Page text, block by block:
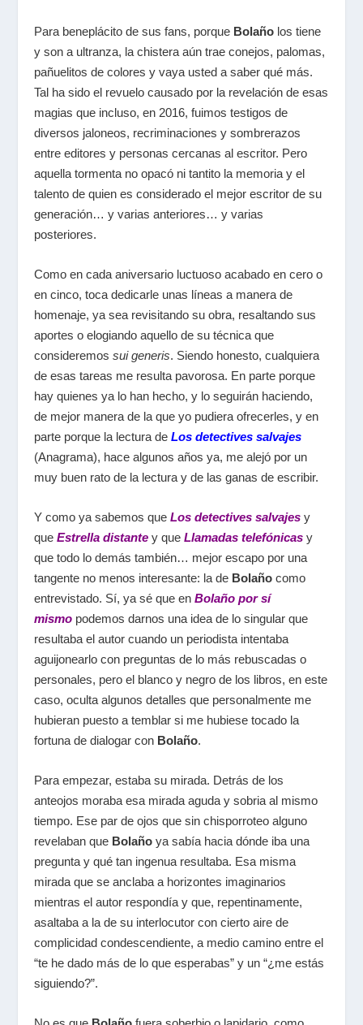
Para beneplácito de sus fans, porque Bolaño los tiene
y son a ultranza, la chistera aún trae conejos, palomas,
pañuelitos de colores y vaya usted a saber qué más.
Tal ha sido el revuelo causado por la revelación de esas
magias que incluso, en 2016, fuimos testigos de
diversos jaloneos, recriminaciones y sombrerazos
entre editores y personas cercanas al escritor. Pero
aquella tormenta no opacó ni tantito la memoria y el
talento de quien es considerado el mejor escritor de su
generación… y varias anteriores… y varias
posteriores.
Como en cada aniversario luctuoso acabado en cero o
en cinco, toca dedicarle unas líneas a manera de
homenaje, ya sea revisitando su obra, resaltando sus
aportes o elogiando aquello de su técnica que
consideremossui generis. Siendo honesto, cualquiera
de esas tareas me resulta pavorosa. En parte porque
hay quienes ya lo han hecho, y lo seguirán haciendo,
de mejor manera de la que yo pudiera ofrecerles, y en
parte porque la lectura de Los detectives salvajes
(Anagrama), hace algunos años ya, me alejó por un
muy buen rato de la lectura y de las ganas de escribir.
Y como ya sabemos queLos detectives salvajes y
queEstrella distante y queLlamadas telefónicas y
que todo lo demás también… mejor escapo por una
tangente no menos interesante: la de Bolaño como
entrevistado. Sí, ya sé que enBolaño por sí
mismo podemos darnos una idea de lo singular que
resultaba el autor cuando un periodista intentaba
aguijonearlo con preguntas de lo más rebuscadas o
personales, pero el blanco y negro de los libros, en este
caso, oculta algunos detalles que personalmente me
hubieran puesto a temblar si me hubiese tocado la
fortuna de dialogar con Bolaño.
Para empezar, estaba su mirada. Detrás de los
anteojos moraba esa mirada aguda y sobria al mismo
tiempo. Ese par de ojos que sin chisporroteo alguno
revelaban que Bolaño ya sabía hacia dónde iba una
pregunta y qué tan ingenua resultaba. Esa misma
mirada que se anclaba a horizontes imaginarios
mientras el autor respondía y que, repentinamente,
asaltaba a la de su interlocutor con cierto aire de
complicidad condescendiente, a medio camino entre el
“te he dado más de lo que esperabas” y un “¿me estás
siguiendo?”.